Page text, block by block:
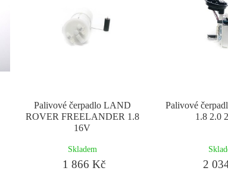
Palivové čerpadlo LAND
ROVER FREELANDER 1.8
16V
Skladem
1 866 Kč
Palivové
1.8 2.0
2